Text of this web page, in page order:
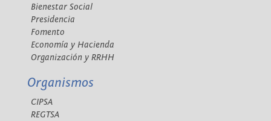
Bienestar Social
Presidencia
Fomento
Economía y Hacienda
Organización y RRHH
Organismos
CIPSA
REGTSA